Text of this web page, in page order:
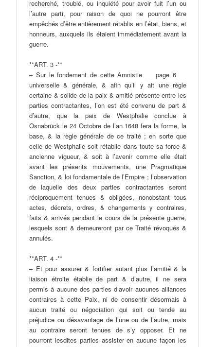
recherché, troublé, ou inquiété pour avoir fuit l’un ou
l’autre parti, pour raison de quoi ne pourront être
empêchés d’être entièrement rétablis en l’état, biens, et
honneurs, auxquels ils étaient immédiatement avant la
guerre.
**ART. 3 -**
– Sur le fondement de cette Amnistie ___page 6___
universelle & générale, & afin qu’il y ait une règle
certaine & solide de la paix & amitié présente entre les
parties contractantes, l’on est été convenu de part &
d’autre, que la paix de Westphalie conclue à
Osnabrück le 24 Octobre de l’an 1648 fera la forme, la
base, & la règle générale de ce traité ; en sorte que
celle de Westphalie soit rétablie dans toute sa force &
ancienne vigueur, & soit à l’avenir comme elle était
avant les présents mouvements, une Pragmatique
Sanction, & loi fondamentale de l’Empire ; l’observation
de laquelle des deux parties contractantes seront
réciproquement tenues & obligées, nonobstant tous
actes, décrets, ordres, & changements y contraires,
faits & arrivés pendant le cours de la présente guerre,
lesquels sont & demeureront par ce Traité révoqués &
annulés.
**ART. 4 -**
– Et pour assurer & fortifier autant plus l’amitié & la
liaison étroite établie de part & d’autre, il ne sera
permis à aucune des parties d’avoir aucunes alliances
contraires à cette Paix, ni de consentir désormais à
aucun traité ou négociation qui soit ou tende au
préjudice ou désavantage de l’une ou de l’autre, mais
au contraire seront tenues de s’y opposer. Et ne
pourront lesdites parties assister en aucune façon les